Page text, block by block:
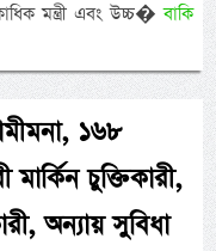
মন্ত্রী এবং উচ্চ�বাকি
১৬৮
চুক্তিকারী,
অন্যায় সুবিধা